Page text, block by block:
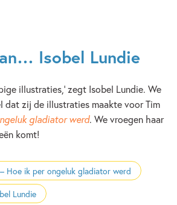
Isobel Lundie
illustraties,’ zegt Isobel Lundie. We
dat zij de illustraties maakte voor Tim
gladiator werd. We vroegen haar
komt!
Hoe ik per ongeluk gladiator werd
Lundie